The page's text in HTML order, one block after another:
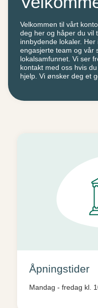
Velkommen til vårt
deg her og håper du vil
innbydende lokaler.
engasjerte team og vår
lokalsamfunnet. Vi ser
kontakt med oss hvis
hjelp. Vi ønsker deg et
Åpningstider
Mandag - fredag kl.